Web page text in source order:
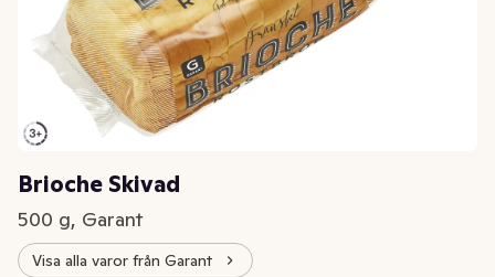
Brioche Skivad
500 g, Garant
Visa alla varor från Garant